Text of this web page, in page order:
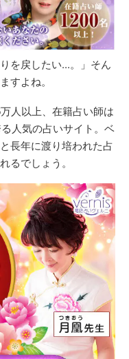
を戻したい...。」そん
すよね。
人以上、在籍占い師は
人気の占いサイト。ベ
長年に渡り培われた占
るでしょう。